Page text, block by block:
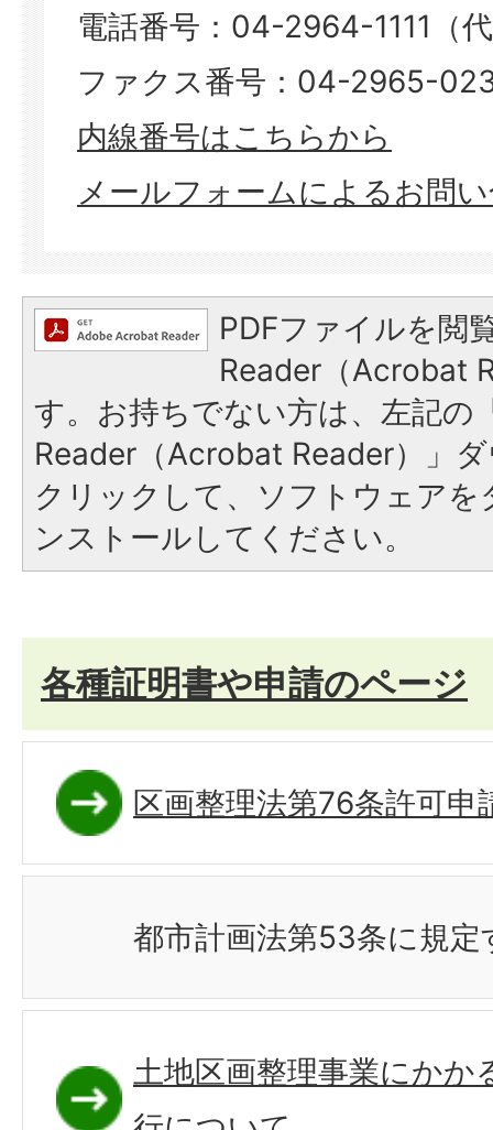
電話番号：04-2964-1111（
ファクス番号：04-2965-
内線番号はこちらから
メールフォームによるお問
PDFファイルを閲
Reader（Acrobat
す。お持ちでない方は、左記の
Reader（Acrobat Reader）」
クリックして、ソフトウェア
ンストールしてください。
各種証明書や申請のページ
区画整理法第76条許可申
都市計画法第53条に規定
土地区画整理事業にかか